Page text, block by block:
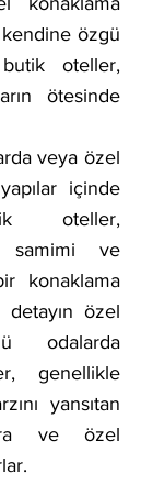
kendine özgü
oteller,
ötesinde
veya özel
içinde
oteller,
samimi ve
konaklama
özel
odalarda
genellikle
yansıtan
ve özel